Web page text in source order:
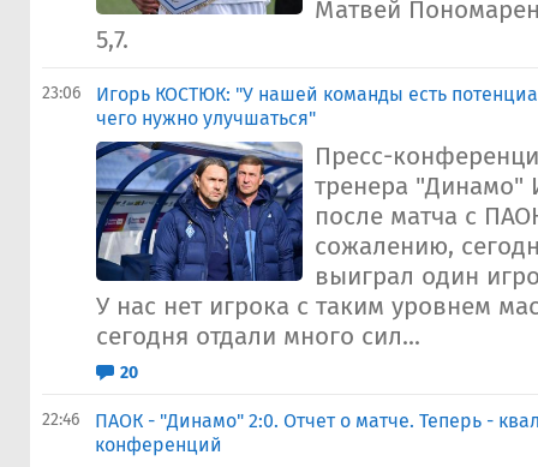
Матвей
5,7.
23:06
Игорь КОСТЮК: "У нашей команды есть
чего нужно улучшаться"
Пресс-
тренера "Динамо"
после матча с
сожалению,
выиграл один
У нас нет игрока с таким уровнем
сегодня отдали много сил...
20
22:46
ПАОК - "Динамо" 2:0. Отчет о матче. Теперь -
конференций